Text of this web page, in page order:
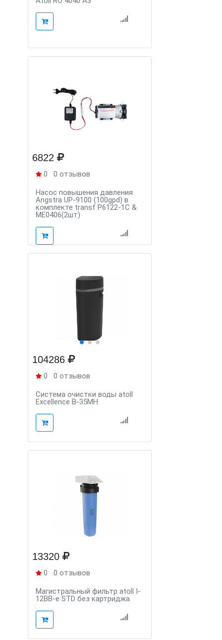
6822
0 0 отзывов
Насос повышения давления
Angstra UP-9100 (100gpd) в
комплекте transf P6122-1C &
ME0406(2шт)
104286
0 0 отзывов
Система очистки воды atoll
Excellence B-35MH
13320
0 0 отзывов
Магистральный фильтр atoll I-
12BB-e STD без картриджа